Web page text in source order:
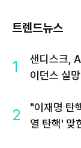
트렌드뉴스
1
샌디스크,
이던스 실
2
"이재명 탄
열 탄핵' 맞